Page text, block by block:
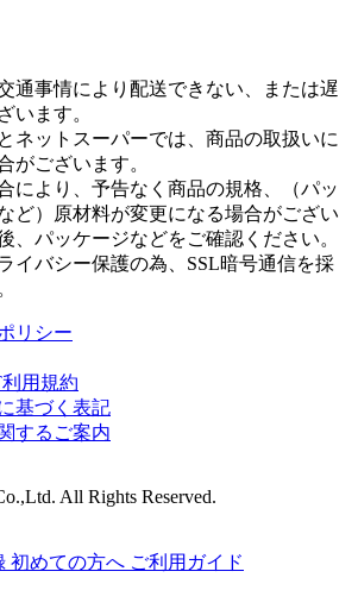
通事情により配送できない、または遅
います。
ネットスーパーでは、商品の取扱いに
がございます。
により、予告なく商品の規格、（パッ
ど）原材料が変更になる場合がござい
、パッケージなどをご確認ください。
イバシー保護の為、SSL暗号通信を採
リシー
用規約
基づく表記
するご案内
All Rights Reserved.
初めての方へ ご利用ガイド